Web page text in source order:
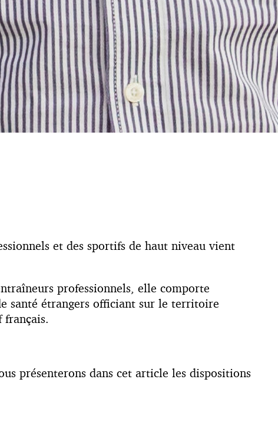
et des sportifs de haut niveau vient
professionnels, elle comporte
santé étrangers officiant sur le territoire
présenterons dans cet article les dispositions